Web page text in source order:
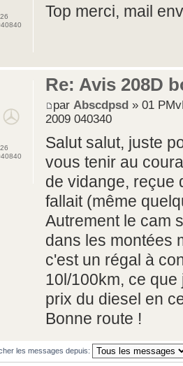
Top merci, mail
Re: Avis 208D
parAbscdpsd » 01
2009 040340
Salut salut, juste
vous tenir au
de vidange, reçue
fallait (même
Autrement le cam
dans les montées
c'est un régal à
10l/100km, ce
prix du diesel en
Bonne route !
les messages depuis: